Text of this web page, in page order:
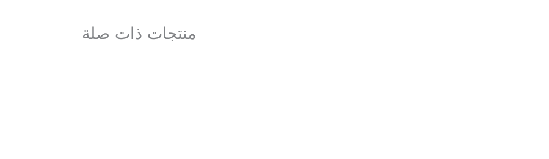
منتجات ذات صلة